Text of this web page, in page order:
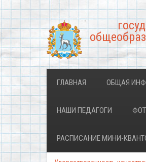
ГЛАВНАЯ ОБЩАЯ
НАШИ ПЕДАГОГИ
РАСПИСАНИЕ МИНИ-